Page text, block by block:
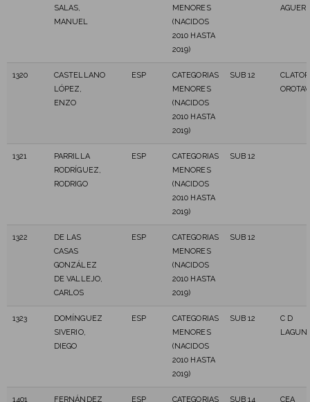
SALAS,
MANUEL
MENORES
(NACIDOS
2010 HASTA
2019)
1320
CASTELLANO
LÓPEZ,
ENZO
ESP
CATEGORIAS
MENORES
(NACIDOS
2010 HASTA
2019)
SUB 12
CLATOR
1321
PARRILLA
RODRÍGUEZ,
RODRIGO
ESP
CATEGORIAS
MENORES
(NACIDOS
2010 HASTA
2019)
SUB 12
1322
DE LAS
CASAS
GONZÁLEZ
DE VALLEJO,
CARLOS
ESP
CATEGORIAS
MENORES
(NACIDOS
2010 HASTA
2019)
SUB 12
1323
DOMÍNGUEZ
SIVERIO,
DIEGO
ESP
CATEGORIAS
MENORES
(NACIDOS
2010 HASTA
2019)
SUB 12
C D
1401 FERNÁNDEZ ESP CATEGORIAS SUB 14 CEA